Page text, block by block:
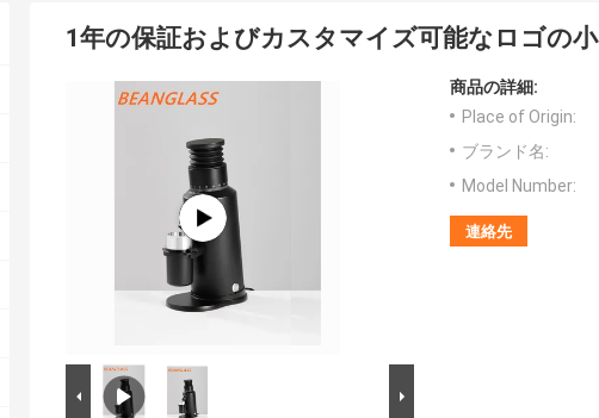
1年の保証およびカスタマイズ可能なロゴの
商品の詳細:
Place of Origin:
ブランド名:
Model Number:
連絡先